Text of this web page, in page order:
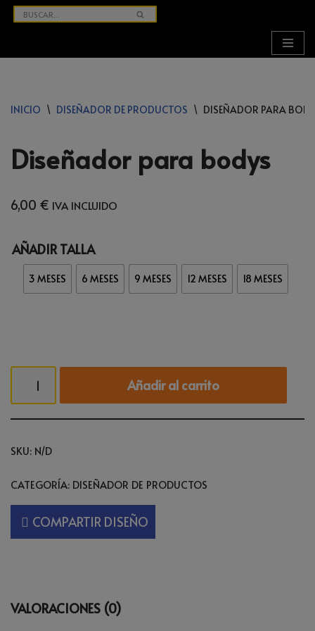
AL
INICIO \ DISEÑADOR DE PRODUCTOS \ DISEÑADOR PARA
Diseñador para bodys
6,00 € IVA INCLUIDO
AÑADIR TALLA
3 MESES 6 MESES 9 MESES 12 MESES 18 MESES
Añadir al carrito
SKU: N/D
CATEGORÍA: DISEÑADOR DE PRODUCTOS
COMPARTIR DISEÑO
VALORACIONES (0)